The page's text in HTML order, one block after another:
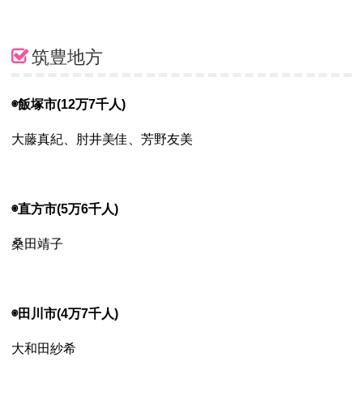
筑豊地方
◉飯塚市(12万7千人)
大藤真紀、肘井美佳、芳野友美
◉直方市(5万6千人)
桑田靖子
◉田川市(4万7千人)
大和田紗希